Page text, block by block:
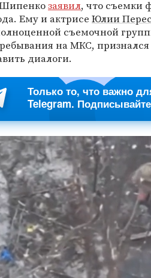
заявил, что съемки
Ему и актрисе Юлии
съемочной
на МКС,
диалоги.
Только то, что важно
Telegram.